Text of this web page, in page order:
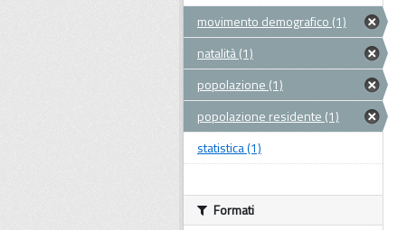
movimento demografico (1)
natalità (1)
popolazione (1)
popolazione residente (1)
statistica (1)
Formati